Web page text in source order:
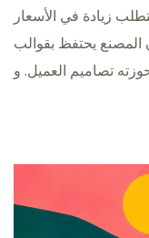
زيادة في الأسعار
المصنع يحتفظ بقوالب
تصاميم العميل. و